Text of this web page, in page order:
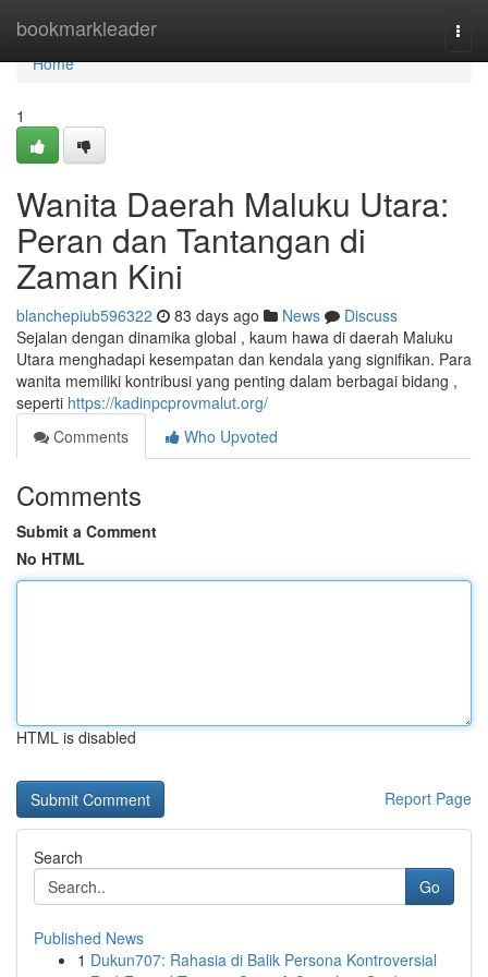
bookmarkleader
Home
Home
1
Wanita Daerah Maluku Utara:
Peran dan Tantangan di
Zaman Kini
blanchepiub596322 83 days ago News
Discuss
Sejalan dengan dinamika global , kaum hawa di daerah Maluku
Utara menghadapi kesempatan dan kendala yang signifikan. Para
wanita memiliki kontribusi yang penting dalam berbagai bidang ,
seperti https://kadinpcprovmalut.org/
Comments
Who Upvoted
Comments
Submit a Comment
No HTML
HTML is disabled
Report Page
Search
Go
Published News
1 Dukun707: Rahasia di Balik Persona Kontroversial